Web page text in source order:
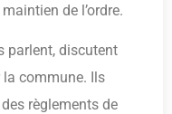
de l’ordre.
parlent, discutent
commune. Ils
règlements de